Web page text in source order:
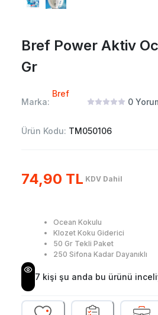
Bref Power Aktiv
Gr
Marka:
Bref
0
Ürün Kodu: TM050106
74,90 TL KDV Dahil
Ocean Kokulu
Klozet Koku Giderici
50 Gr Tekli Paket
250 Sifona Kadar Dayanıklı
7 kişi şu anda bu ürünü